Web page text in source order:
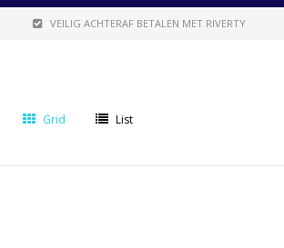
VEILIG ACHTERAF BETALEN MET RIVERTY
Grid List